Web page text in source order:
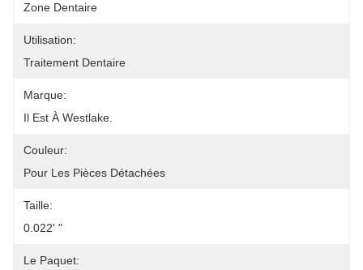
Zone Dentaire
Utilisation:
Traitement Dentaire
Marque:
Il Est À Westlake.
Couleur:
Pour Les Pièces Détachées
Taille:
0.022' "
Le Paquet: